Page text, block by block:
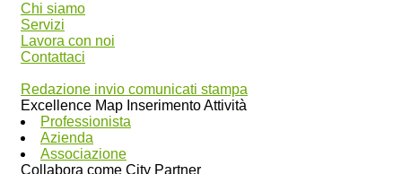
Chi siamo
Servizi
Lavora con noi
Contattaci
Redazione invio comunicati stampa
Excellence Map Inserimento Attività
Professionista
Azienda
Associazione
Collabora come City Partner